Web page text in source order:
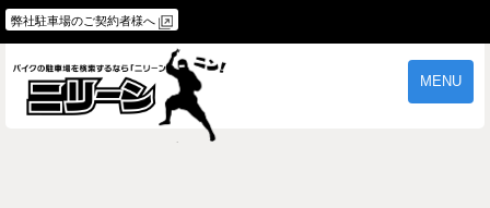
弊社駐車場のご契約者様へ
MENU